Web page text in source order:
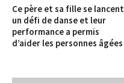
Ce père et sa fille se lancent
un défi de danse et leur
performance a permis
d’aider les personnes âgées